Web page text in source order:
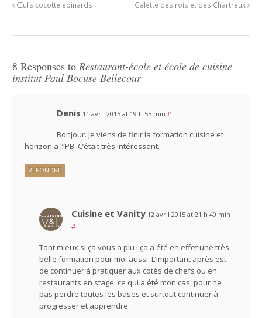
Œufs cocotte épinards Galette des rois et des Chartreux
8 Responses toRestaurant-école et école de cuisine
institut Paul Bocuse Bellecour
Denis 11 avril 2015 at 19 h 55 min #
Bonjour. Je viens de finir la formation cuisine et
horizon a l’IPB. C’était très intéressant.
RÉPONDRE
Cuisine et Vanity 12 avril 2015 at 21 h 40 min
#
Tant mieux si ça vous a plu ! ça a été en effet une très
belle formation pour moi aussi. L’important après est
de continuer à pratiquer aux cotés de chefs ou en
restaurants en stage, ce qui a été mon cas, pour ne
pas perdre toutes les bases et surtout continuer à
progresser et apprendre.